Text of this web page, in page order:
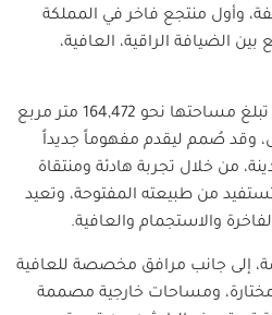
وأول منتجع فاخر في المملكة
الضيافة الراقية، العافية،
يقع مرايا الفيصلية على أرض تبلغ مساحتها نحو 164,472 متر مربع
وقد صُمم ليقدم مفهوماً جديداً
من خلال تجربة هادئة ومنتقاة
من طبيعته المفتوحة، وتعيد
والاستجمام والعافية.
68 فيلا خاصة، إلى جانب مرافق مخصصة للعافية
ومساحات خارجية مصممة